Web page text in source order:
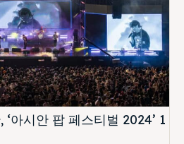
아시안 팝 페스티벌 2024’ 1